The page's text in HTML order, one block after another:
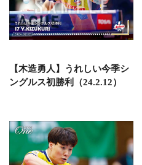
【木造勇人】うれしい今季シ
ングルス初勝利（24.2.12）